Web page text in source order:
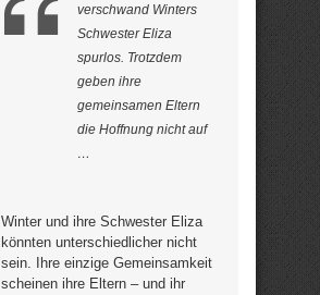
verschwand Winters
Schwester Eliza
spurlos. Trotzdem
geben ihre
gemeinsamen Eltern
die Hoffnung nicht auf
…
Winter und ihre Schwester Eliza
könnten unterschiedlicher nicht
sein. Ihre einzige Gemeinsamkeit
scheinen ihre Eltern – und ihr